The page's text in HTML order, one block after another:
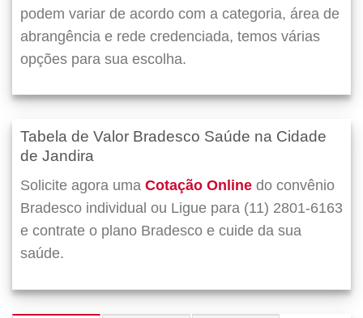
podem variar de acordo com a categoria, área de
abrangência e rede credenciada, temos várias
opções para sua escolha.
Tabela de Valor Bradesco Saúde na Cidade
de Jandira
Solicite agora uma Cotação Online do convênio
Bradesco individual ou Ligue para (11) 2801-6163
e contrate o plano Bradesco e cuide da sua
saúde.